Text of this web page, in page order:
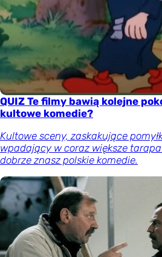
QUIZ Te filmy bawią kolejne
kultowe komedie?
Kultowe sceny, zaskakujące
wpadający w coraz większe
dobrze znasz polskie komedie.